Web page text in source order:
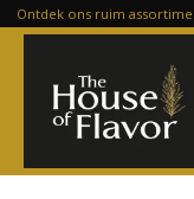
Ontdek ons ruim